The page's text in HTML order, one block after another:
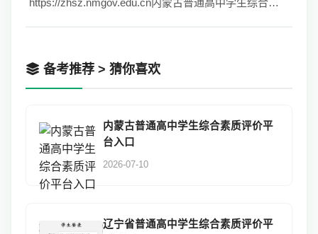
备考推荐 > 猜你喜欢
内蒙古普通高中学生综合素质评价平
台入口
2026-07-10
辽宁省普通高中学生综合素质评价平